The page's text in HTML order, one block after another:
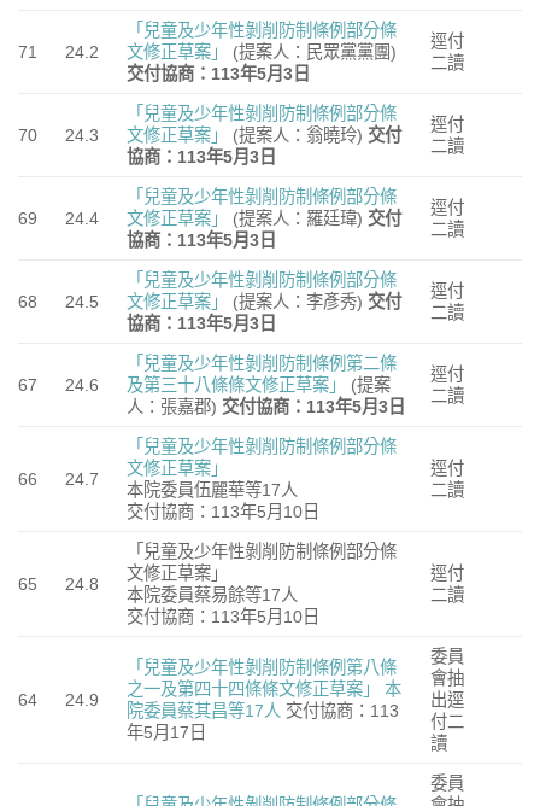
71 24.2
「兒童及少年性剝削防制條例部分條
文修正草案」
(提案人：民眾黨黨團)
交付協商：113年5月3日
逕付
二讀
70 24.3
「兒童及少年性剝削防制條例部分條
文修正草案」
(提案人：翁曉玲) 交付
協商：113年5月3日
逕付
二讀
69 24.4
「兒童及少年性剝削防制條例部分條
文修正草案」
(提案人：羅廷瑋) 交付
協商：113年5月3日
逕付
二讀
68 24.5
「兒童及少年性剝削防制條例部分條
文修正草案」
(提案人：李彥秀) 交付
協商：113年5月3日
逕付
二讀
67 24.6
「兒童及少年性剝削防制條例第二條
及第三十八條條文修正草案」
(提案
人：張嘉郡) 交付協商：113年5月3日
逕付
二讀
66 24.7
「兒童及少年性剝削防制條例部分條
文修正草案」
本院委員伍麗華等17人
交付協商：113年5月10日
逕付
二讀
65 24.8
「兒童及少年性剝削防制條例部分條
文修正草案」
本院委員蔡易餘等17人
交付協商：113年5月10日
逕付
二讀
64 24.9
「兒童及少年性剝削防制條例第八條
之一及第四十四條條文修正草案」
本
院委員蔡其昌等17人 交付協商：113
年5月17日
委員
會抽
出逕
付二
讀
委員